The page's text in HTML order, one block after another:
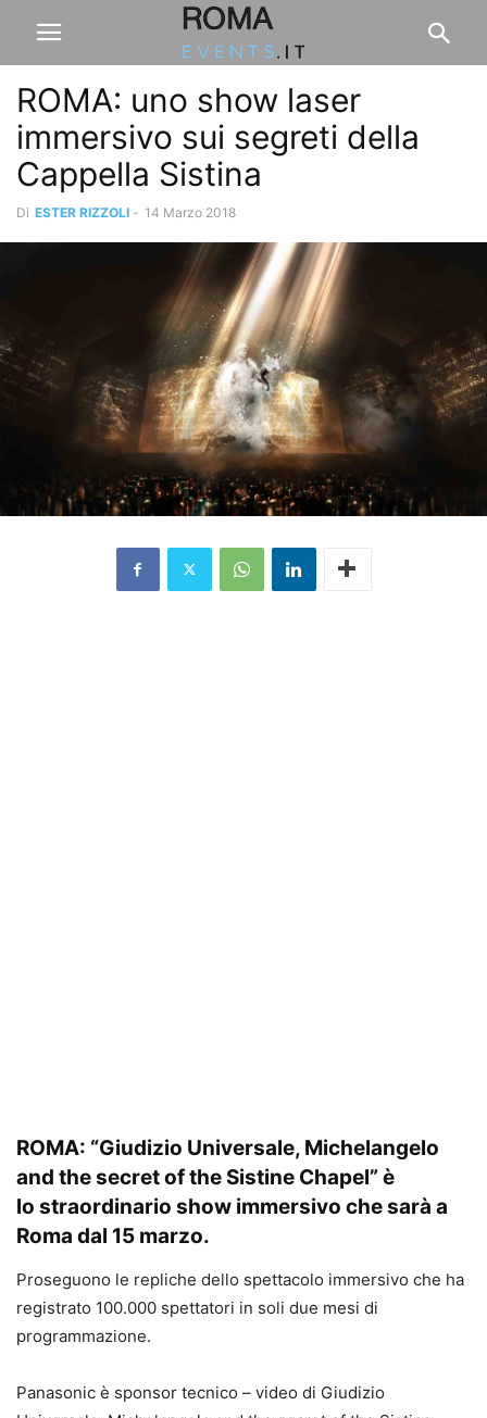
ROMA: uno show laser
immersivo sui segreti della
Cappella Sistina
Di ESTER RIZZOLI - 14 Marzo 2018
ROMA: “Giudizio Universale, Michelangelo
and the secret of the Sistine Chapel” è
lo straordinario show immersivo che sarà a
Roma dal 15 marzo.
Proseguono le repliche dello spettacolo immersivo che ha
registrato 100.000 spettatori in soli due mesi di
programmazione.
Panasonic è sponsor tecnico – video di Giudizio